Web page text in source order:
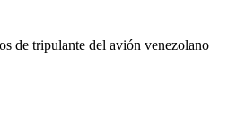
de tripulante del avión venezolano